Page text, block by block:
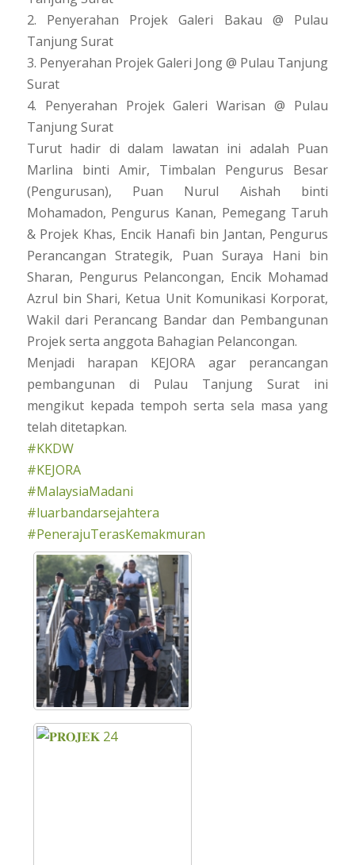
2. Penyerahan Projek Galeri Bakau @ Pulau
Tanjung Surat
3. Penyerahan Projek Galeri Jong @ Pulau Tanjung
Surat
4. Penyerahan Projek Galeri Warisan @ Pulau
Tanjung Surat
Turut hadir di dalam lawatan ini adalah Puan
Marlina binti Amir, Timbalan Pengurus Besar
(Pengurusan), Puan Nurul Aishah binti
Mohamadon, Pengurus Kanan, Pemegang Taruh
& Projek Khas, Encik Hanafi bin Jantan, Pengurus
Perancangan Strategik, Puan Suraya Hani bin
Sharan, Pengurus Pelancongan, Encik Mohamad
Azrul bin Shari, Ketua Unit Komunikasi Korporat,
Wakil dari Perancang Bandar dan Pembangunan
Projek serta anggota Bahagian Pelancongan.
Menjadi harapan KEJORA agar perancangan
pembangunan di Pulau Tanjung Surat ini
mengikut kepada tempoh serta sela masa yang
telah ditetapkan.
#KKDW
#KEJORA
#MalaysiaMadani
#luarbandarsejahtera
#PenerajuTerasKemakmuran